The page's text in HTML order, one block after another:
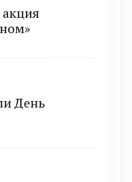
День